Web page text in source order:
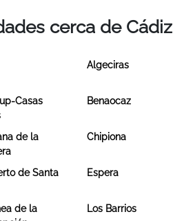
cerca de Cádiz
Algeciras
Casas
Benaocaz
de la
Chipiona
de Santa
Espera
de la
Los Barrios